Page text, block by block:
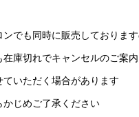
ンでも同時に販売しておりま
在庫切れでキャンセルのご案
ていただく場合があります
かじめご了承ください